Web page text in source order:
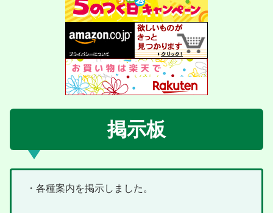
掲示板
・各種案内を掲示しました。